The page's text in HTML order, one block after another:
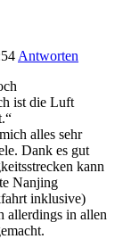
Antworten
ist die Luft
alles sehr
Dank es gut
kann
Nanjing
inklusive)
allerdings in allen